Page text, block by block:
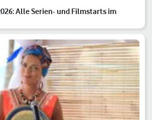
Alle Serien- und Filmstarts im